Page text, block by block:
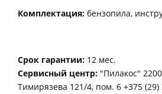
Комплектация: бензопила,
Срок гарантии: 12 мес.
Сервисный центр: "Пилакос"
Тимирязева 121/4, пом. 6 +375 (29)